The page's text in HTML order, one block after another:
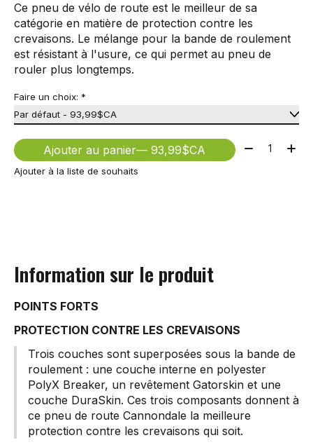
Ce pneu de vélo de route est le meilleur de sa
catégorie en matière de protection contre les
crevaisons. Le mélange pour la bande de roulement
est résistant à l'usure, ce qui permet au pneu de
rouler plus longtemps.
Faire un choix: *
Ajouter au panier — 93,99$CA Quantité:
Ajouter à la liste de souhaits
Information sur le produit
POINTS FORTS
PROTECTION CONTRE LES CREVAISONS
Trois couches sont superposées sous la bande de
roulement : une couche interne en polyester
PolyX Breaker, un revêtement Gatorskin et une
couche DuraSkin. Ces trois composants donnent à
ce pneu de route Cannondale la meilleure
protection contre les crevaisons qui soit.